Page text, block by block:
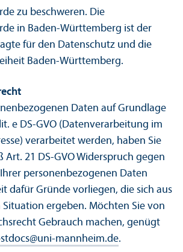
zu beschweren. Die
in Baden-Württemberg ist der
für den Datenschutz und die
Baden-Württemberg.
Daten auf Grundlage
e DS-GVO (Datenverarbeitung im
verarbeitet werden, haben Sie
Art. 21 DS-GVO Widerspruch gegen
personenbezogenen Daten
dafür Gründe vorliegen, die sich aus
ergeben. Möchten Sie von
Gebrauch machen, genügt
@uni-mannheim.de.